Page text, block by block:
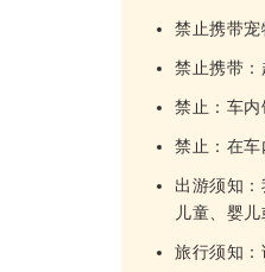
禁止携带宠
禁止携带：
禁止：车内
禁止：在车
出游须知
儿童、婴
旅行须知：